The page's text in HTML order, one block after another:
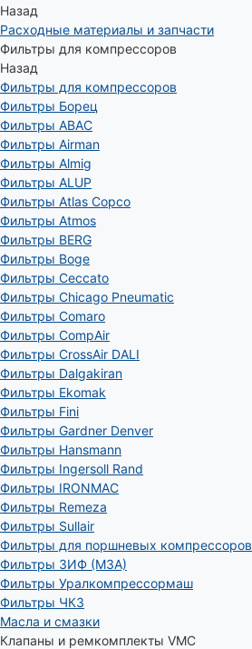
Назад
Расходные материалы и запчасти
Фильтры для компрессоров
Назад
Фильтры для компрессоров
Фильтры Борец
Фильтры ABAC
Фильтры Airman
Фильтры Almig
Фильтры ALUP
Фильтры Atlas Copco
Фильтры Atmos
Фильтры BERG
Фильтры Boge
Фильтры Ceccato
Фильтры Chicago Pneumatic
Фильтры Comaro
Фильтры CompAir
Фильтры CrossAir DALI
Фильтры Dalgakiran
Фильтры Ekomak
Фильтры Fini
Фильтры Gardner Denver
Фильтры Hansmann
Фильтры Ingersoll Rand
Фильтры IRONMAC
Фильтры Remeza
Фильтры Sullair
Фильтры для поршневых компрессоров
Фильтры ЗИФ (МЗА)
Фильтры Уралкомпрессормаш
Фильтры ЧКЗ
Масла и смазки
Клапаны и ремкомплекты VMC